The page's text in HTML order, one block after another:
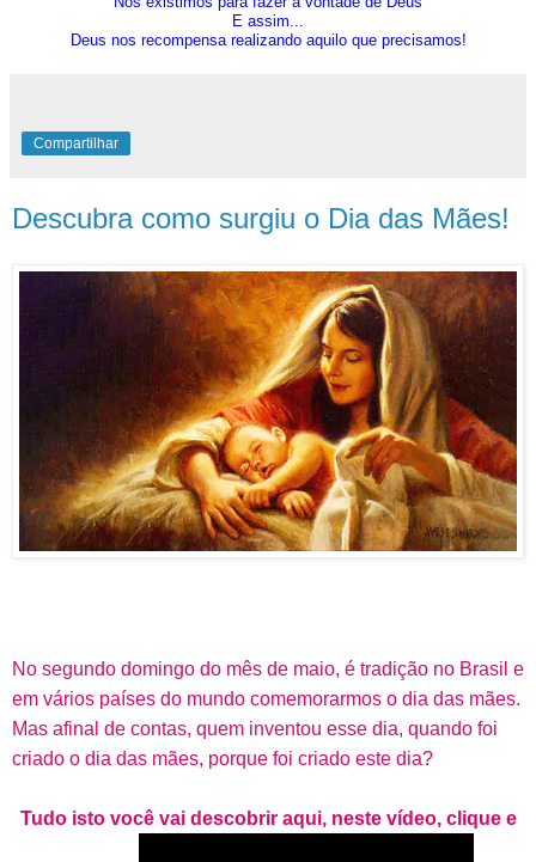
E assim...
Deus nos recompensa realizando aquilo que precisamos!
Compartilhar
Descubra como surgiu o Dia das Mães!
No segundo domingo do mês de maio, é tradição no Brasil e
em vários países do mundo comemorarmos o dia das mães.
Mas afinal de contas, quem inventou esse dia, quando foi
criado o dia das mães, porque foi criado este dia?
Tudo isto você vai descobrir aqui, neste vídeo, clique e